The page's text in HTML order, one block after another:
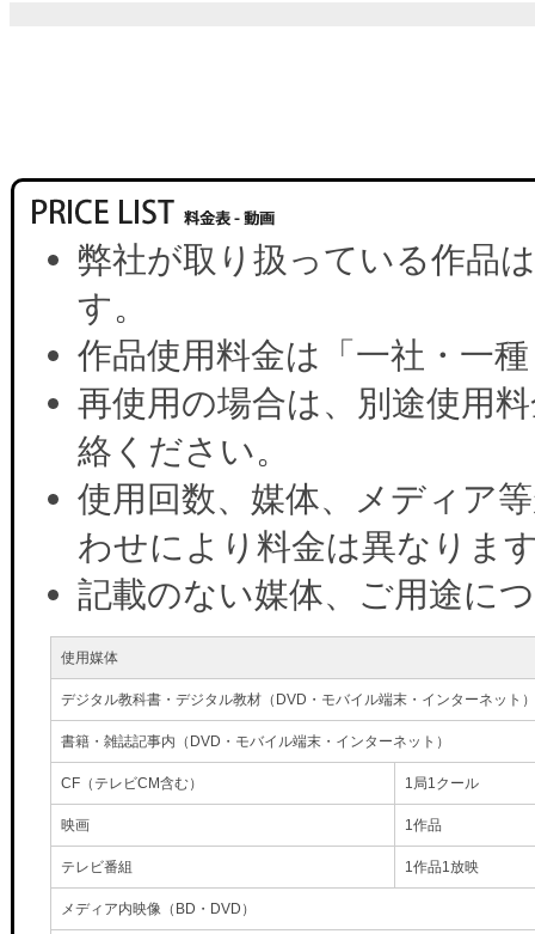
弊社が取り扱っている作品
す。
作品使用料金は「一社・一
再使用の場合は、別途使用
絡ください。
使用回数、媒体、メディア
わせにより料金は異なりま
記載のない媒体、ご用途に
使用媒体
デジタル教科書・デジタル教材（DVD・モバイル端末・インターネット）
書籍・雑誌記事内（DVD・モバイル端末・インターネット）
CF（テレビCM含む） 1局1クール
映画 1作品
テレビ番組 1作品1放映
メディア内映像（BD・DVD）